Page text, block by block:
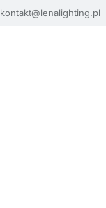
kontakt@lenalighting.pl